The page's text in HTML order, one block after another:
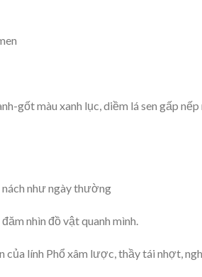
gốt màu xanh lục, diềm lá sen gấp
như ngày thường
nhìn đồ vật quanh mình.
lính Phổ xâm lược, thầy tái nhợt,